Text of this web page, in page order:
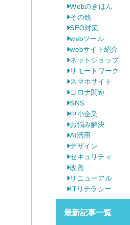
Webのきほん
その他
SEO対策
webツール
webサイト紹介
ネットショップ
リモートワーク
スマホサイト
コロナ関連
SNS
中小企業
お悩み解決
AI活用
デザイン
セキュリティ
改善
リニューアル
ITリテラシー
最新記事一覧